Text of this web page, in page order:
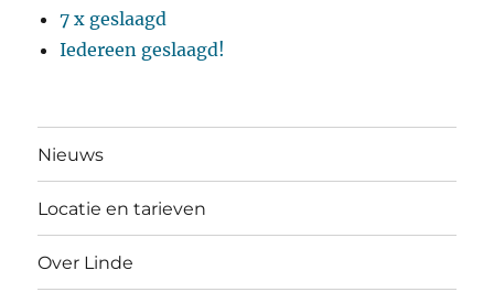
7 x geslaagd
Iedereen geslaagd!
Nieuws
Locatie en tarieven
Over Linde